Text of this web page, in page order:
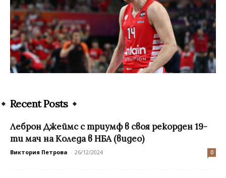
Recent Posts
Леброн Джеймс с триумф в своя рекорден 19-
ти мач на Коледа в НБА (видео)
Виктория Петрова - 26/12/2024 0